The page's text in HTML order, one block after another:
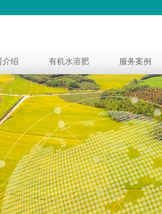
介绍 有机水溶肥 服务案例